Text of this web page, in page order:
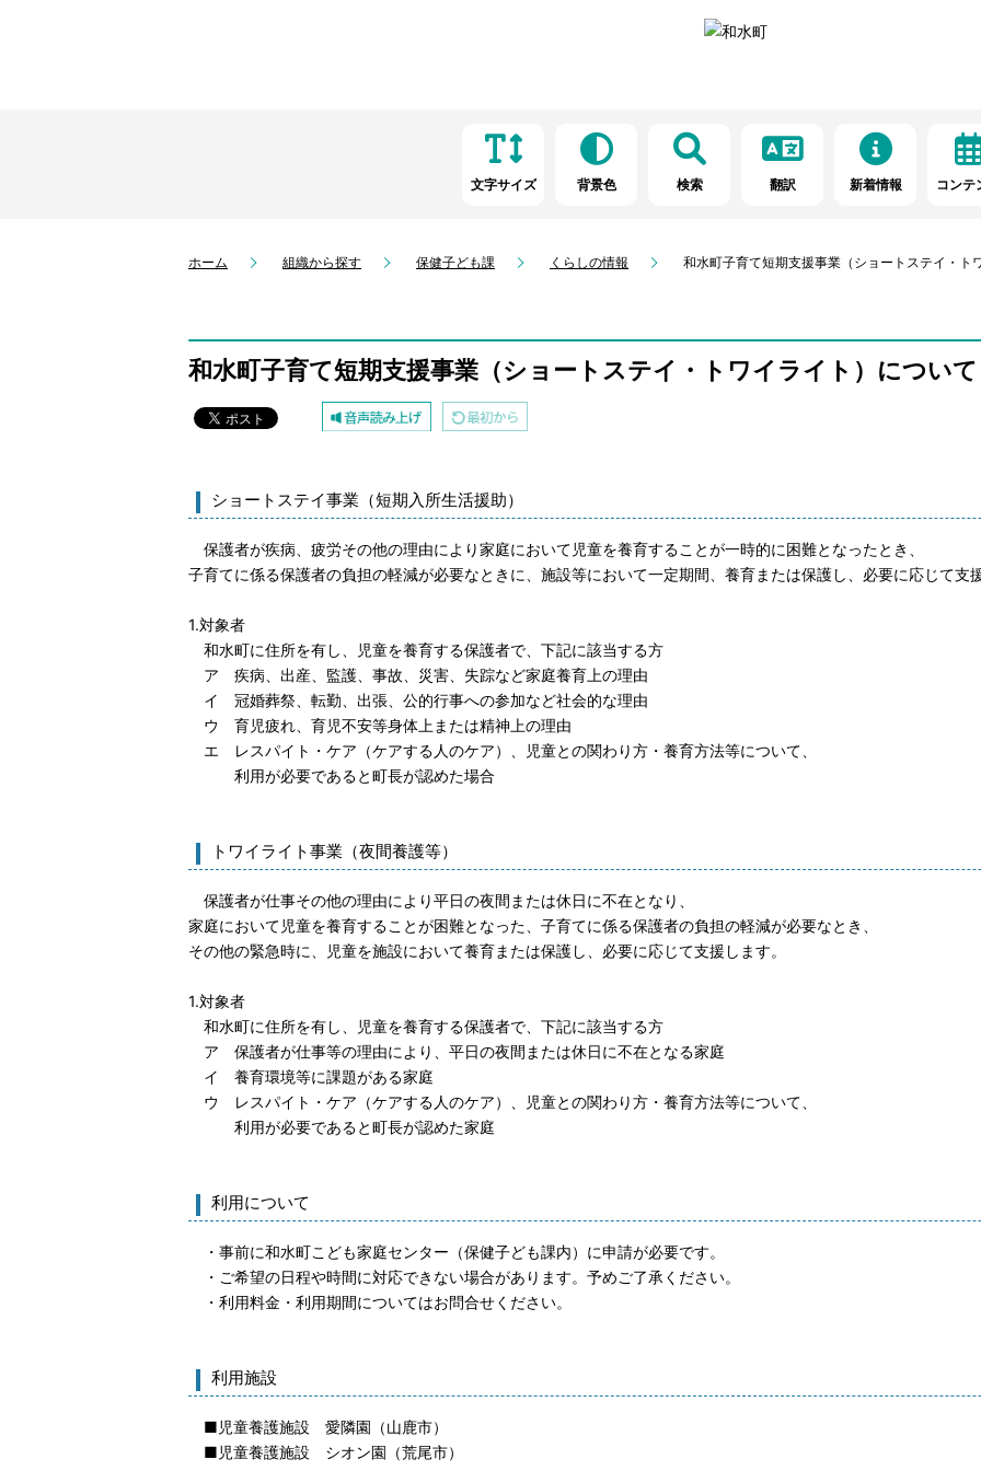
文字サイズ 背景色 検索 翻訳 新着情報 コンテ
ホーム 組織から探す 保健子ども課 くらしの情報 和水町子育て短期支援事業（ショートステイ・ト
和水町子育て短期支援事業（ショートステイ・トワイライト）について
ショートステイ事業（短期入所生活援助）
保護者が疾病、疲労その他の理由により家庭において児童を養育することが一時的に困難となったとき、
子育てに係る保護者の負担の軽減が必要なときに、施設等において一定期間、養育または保護し、必要に応じて支援
1.対象者
和水町に住所を有し、児童を養育する保護者で、下記に該当する方
ア 疾病、出産、監護、事故、災害、失踪など家庭養育上の理由
イ 冠婚葬祭、転勤、出張、公的行事への参加など社会的な理由
ウ 育児疲れ、育児不安等身体上または精神上の理由
エ レスパイト・ケア（ケアする人のケア）、児童との関わり方・養育方法等について、
利用が必要であると町長が認めた場合
トワイライト事業（夜間養護等）
保護者が仕事その他の理由により平日の夜間または休日に不在となり、
家庭において児童を養育することが困難となった、子育てに係る保護者の負担の軽減が必要なとき、
その他の緊急時に、児童を施設において養育または保護し、必要に応じて支援します。
1.対象者
和水町に住所を有し、児童を養育する保護者で、下記に該当する方
ア 保護者が仕事等の理由により、平日の夜間または休日に不在となる家庭
イ 養育環境等に課題がある家庭
ウ レスパイト・ケア（ケアする人のケア）、児童との関わり方・養育方法等について、
利用が必要であると町長が認めた家庭
利用について
・事前に和水町こども家庭センター（保健子ども課内）に申請が必要です。
・ご希望の日程や時間に対応できない場合があります。予めご了承ください。
・利用料金・利用期間についてはお問合せください。
利用施設
■児童養護施設 愛隣園（山鹿市）
■児童養護施設 シオン園（荒尾市）